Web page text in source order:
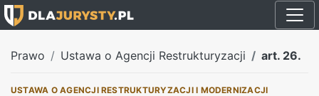
Prawo Ustawa o Agencji Restrukturyzacji art. 26.
USTAWA O AGENCJI RESTRUKTURYZACJI I MODERNIZACJI